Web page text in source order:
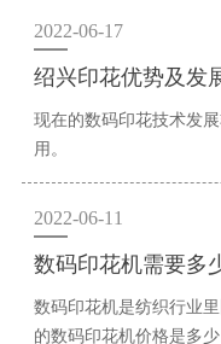
2022-06-17
绍兴印花优势及发
现在的数码印花技术发
用。
2022-06-11
数码印花机需要多
数码印花机是纺织行业
的数码印花机价格是多